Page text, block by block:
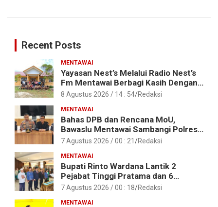
Recent Posts
MENTAWAI
Yayasan Nest’s Melalui Radio Nest’s
Fm Mentawai Berbagi Kasih Dengan
Anak – Anak Asrama SMAN 2 Sipora
8 Agustus 2026 / 14 : 54 Redaksi
MENTAWAI
Bahas DPB dan Rencana MoU,
Bawaslu Mentawai Sambangi Polres
Mentawai
7 Agustus 2026 / 00 : 21 Redaksi
MENTAWAI
Bupati Rinto Wardana Lantik 2
Pejabat Tinggi Pratama dan 6
Pejabat Fungsional di Lingkungan
7 Agustus 2026 / 00 : 18 Redaksi
MENTAWAI